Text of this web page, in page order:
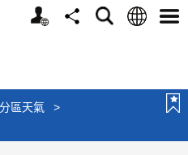
個
分
搜
語
選
分區天氣
>